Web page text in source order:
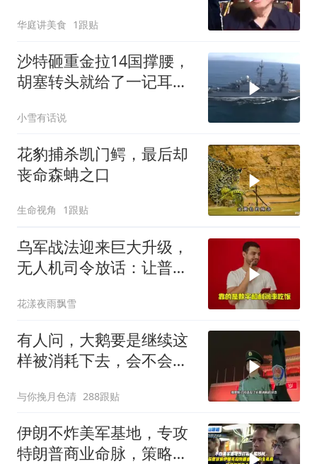
华庭讲美食 1跟贴
沙特砸重金拉14国撑腰，
胡塞转头就给了一记耳
了？
小雪有话说
花豹捕杀凯门鳄，最后却
丧命森蚺之口
生命视角 1跟贴
乌军战法迎来巨大升级，
无人机司令放话：让普京
花漾夜雨飘雪
有人问，大鹅要是继续这
样被消耗下去，会不会灭
与你挽月色清 288跟贴
伊朗不炸美军基地，专攻
特朗普商业命脉，策略高